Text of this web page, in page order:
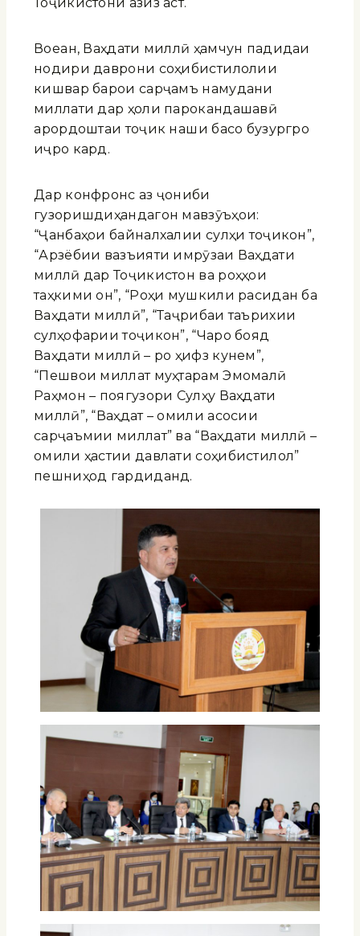
Воқеан, Ваҳдати миллӣ ҳамчун падидаи
нодири даврони соҳибистиқлолии
кишвар барои сарҷамъ намудани
миллати дар ҳоли парокандашавӣ
қарордоштаи тоҷик нақши басо бузургро
иҷро кард.
Дар конфронс аз ҷониби
гузоришдиҳандагон мавзӯъҳои:
“Ҷанбаҳои байналхалқии сулҳи тоҷикон”,
“Арзёбии вазъияти имрӯзаи Ваҳдати
миллӣ дар Тоҷикистон ва роҳҳои
таҳкими он”, “Роҳи мушкили расидан ба
Ваҳдати миллӣ”, “Таҷрибаи таърихии
сулҳофарии тоҷикон”, “Чаро бояд
Ваҳдати миллӣ – ро ҳифз кунем”,
“Пешвои миллат муҳтарам Эмомалӣ
Раҳмон – поягузори Сулҳу Ваҳдати
миллӣ”, “Ваҳдат – омили асосии
сарҷаъмии миллат” ва “Ваҳдати миллӣ –
омили ҳастии давлати соҳибистиқлол”
пешниҳод гардиданд.